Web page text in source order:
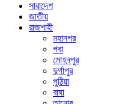
সারাদেশ
জাতীয়
রাজশাহী
মহানগর
পবা
মোহনপুর
দুর্গাপুর
পুঠিয়া
বাঘা